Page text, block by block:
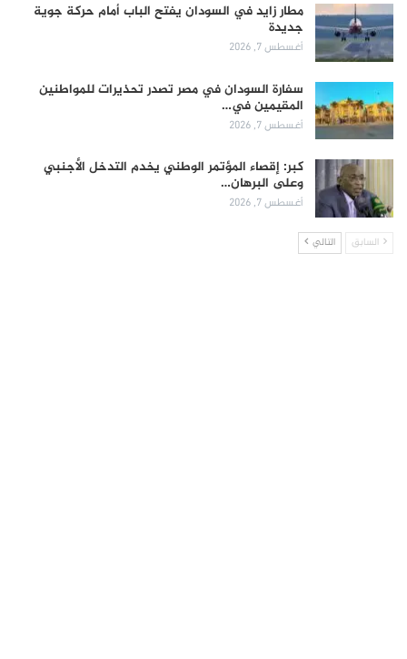
مطار زايد في السودان يفتح الباب أمام حركة جوية
جديدة
أغسطس 7, 2026
سفارة السودان في مصر تصدر تحذيرات للمواطنين
المقيمين في…
أغسطس 7, 2026
كبر: إقصاء المؤتمر الوطني يخدم التدخل الأجنبي
وعلى البرهان…
أغسطس 7, 2026
السابق التالي